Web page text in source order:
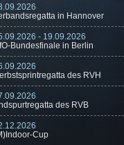
in Hannover
- 19.09.2026
Bundesfinale in Berlin
des RVH
des RVB
Cup